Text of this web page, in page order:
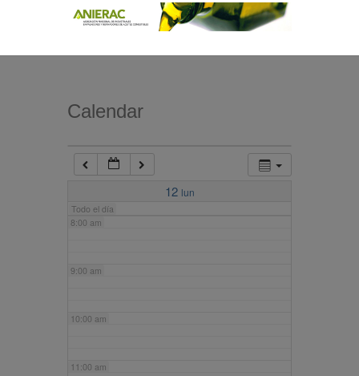
Calendar
12 lun
Todo el día
7:00 am
8:00 am
9:00 am
10:00 am
11:00 am